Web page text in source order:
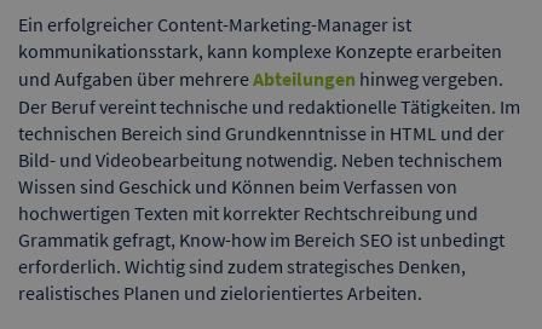
Ein erfolgreicher Content-Marketing-Manager ist
kommunikationsstark, kann komplexe Konzepte erarbeiten
und Aufgaben über mehrereAbteilungen hinweg vergeben.
Der Beruf vereint technische und redaktionelle Tätigkeiten. Im
technischen Bereich sind Grundkenntnisse in HTML und der
Bild- und Videobearbeitung notwendig. Neben technischem
Wissen sind Geschick und Können beim Verfassen von
hochwertigen Texten mit korrekter Rechtschreibung und
Grammatik gefragt, Know-how im Bereich SEO ist unbedingt
erforderlich. Wichtig sind zudem strategisches Denken,
realistisches Planen und zielorientiertes Arbeiten.